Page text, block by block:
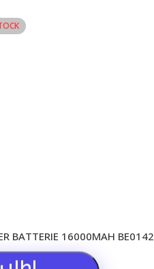
BATTERIE 16000MAH BE0142